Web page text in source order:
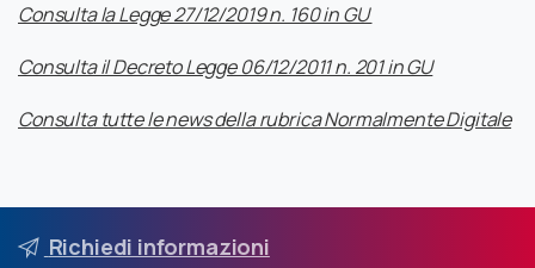
Consulta la Legge 27/12/2019 n. 160 in GU
Consulta il Decreto Legge 06/12/2011 n. 201 in GU
Consulta tutte le news della rubrica Normalmente Digitale
Richiedi informazioni